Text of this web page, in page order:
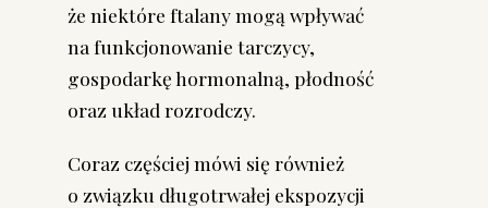
że niektóre ftalany mogą wpływać
na funkcjonowanie tarczycy,
gospodarkę hormonalną, płodność
oraz układ rozrodczy.
Coraz częściej mówi się również
o związku długotrwałej ekspozycji